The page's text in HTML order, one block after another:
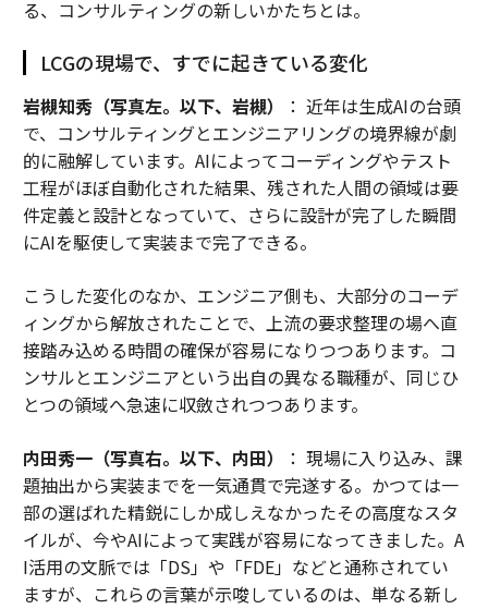
る、コンサルティングの新しいかたちとは。
LCGの現場で、すでに起きている変化
岩槻知秀（写真左。以下、岩槻）
： 近年は生成AIの台頭
で、コンサルティングとエンジニアリングの境界線が劇
的に融解しています。AIによってコーディングやテスト
工程がほぼ自動化された結果、残された人間の領域は要
件定義と設計となっていて、さらに設計が完了した瞬間
にAIを駆使して実装まで完了できる。
こうした変化のなか、エンジニア側も、大部分のコーデ
ィングから解放されたことで、上流の要求整理の場へ直
接踏み込める時間の確保が容易になりつつあります。コ
ンサルとエンジニアという出自の異なる職種が、同じひ
とつの領域へ急速に収斂されつつあります。
内田秀一（写真右。以下、内田）
： 現場に入り込み、課
題抽出から実装までを一気通貫で完遂する。かつては一
部の選ばれた精鋭にしか成しえなかったその高度なスタ
イルが、今やAIによって実践が容易になってきました。A
I活用の文脈では「DS」や「FDE」などと通称されてい
ますが、これらの言葉が示唆しているのは、単なる新し